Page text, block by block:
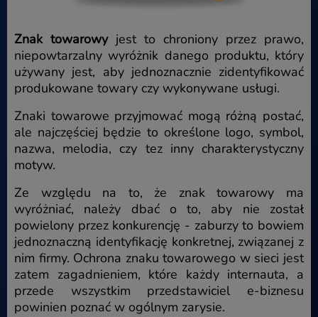
Znak towarowyjest to chroniony przez prawo,
niepowtarzalny wyróżnik danego produktu, który
używany jest, aby jednoznacznie zidentyfikować
produkowane towary czy wykonywane usługi.
Znaki towarowe przyjmować mogą różną postać,
ale najczęściej będzie to określone logo, symbol,
nazwa, melodia, czy tez inny charakterystyczny
motyw.
Ze względu na to, że znak towarowy ma
wyróżniać, należy dbać o to, aby nie został
powielony przez konkurencję - zaburzy to bowiem
jednoznaczną identyfikację konkretnej, związanej z
nim firmy. Ochrona znaku towarowego w sieci jest
zatem zagadnieniem, które każdy internauta, a
przede wszystkim przedstawiciel e-biznesu
powinien poznać w ogólnym zarysie.